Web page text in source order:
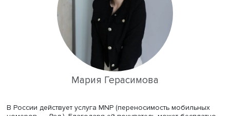
Телеком и его потребители
Выпускница Мария Герасимова в качестве своей
диссертации взялась изучить рынок и условия работы
российских телеком-операторов. Свой доклад она
«Конкурентность на сжимающемся рынке: российские
телекоммуникационные операторы». Мария
факторы, влияющие на конкуренцию и
рынке телекоммуникаций, чтобы выявить тренды и
корректировать стратегии поведения на рынке.